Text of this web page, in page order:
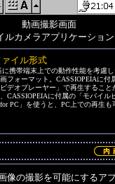
動画撮影画面
ルカメラアプリケーショ
イル形式
に携帯端末上での動作性能を考慮
フォーマット。CASSIOPEIAに付
ビデオプレーヤー」で再生すること
CASSIOPEIAに付属の「モバイル
PC」を使うと、PC上での再生も
像の撮影を可能にするア